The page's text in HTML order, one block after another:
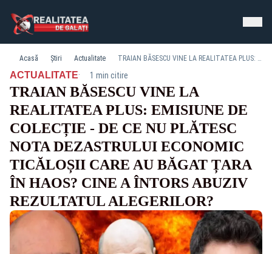
Acasă Știri Actualitate TRAIAN BĂSESCU VINE LA REALITATEA PLUS: EMISIUNE DE COLECȚIE - DE CE NU PLĂTESC NOTA DEZASTRULUI ECONOMIC TICĂLOȘII CARE AU BĂGAT ȚARA ÎN HAOS? CINE A ÎNTORS ABUZIV REZULTATUL ALEGERILOR?
ACTUALITATE· 1 min citire
TRAIAN BĂSESCU VINE LA
REALITATEA PLUS: EMISIUNE DE
COLECȚIE - DE CE NU PLĂTESC
NOTA DEZASTRULUI ECONOMIC
TICĂLOȘII CARE AU BĂGAT ȚARA
ÎN HAOS? CINE A ÎNTORS ABUZIV
REZULTATUL ALEGERILOR?